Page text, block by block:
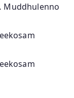
Muddhulenno